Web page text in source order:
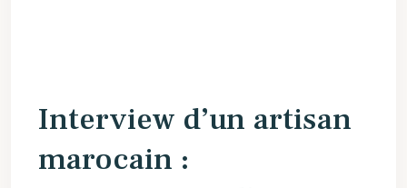
Interview d’un artisan
marocain :